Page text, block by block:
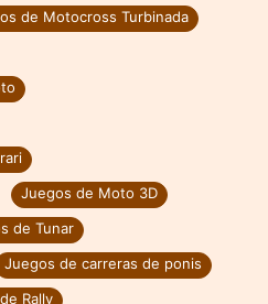
de Motocross Turbinada
Juegos de Moto 3D
de Tunar
Juegos de carreras de ponis
Rally